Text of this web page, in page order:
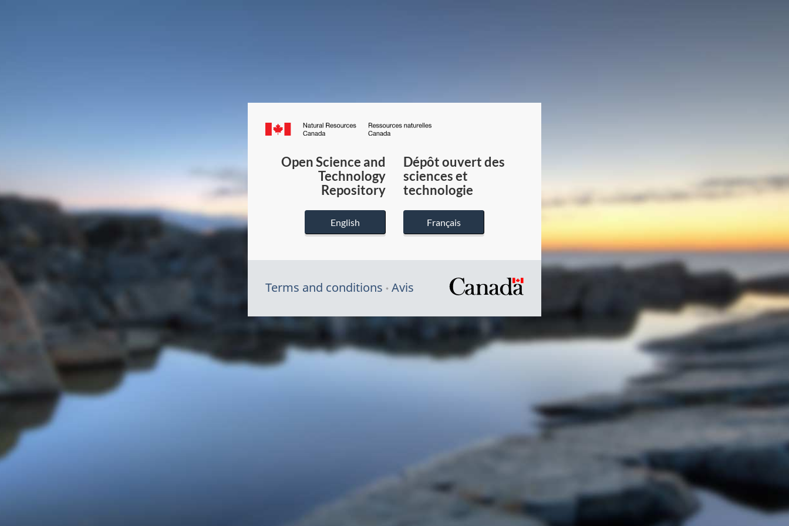
Canada.ca
du
Canada
Open Science and
Technology
Repository
English
Dépôt ouvert des
sciences et
technologie
Français
Terms and conditions Avis
/
Symbole
gouvernement